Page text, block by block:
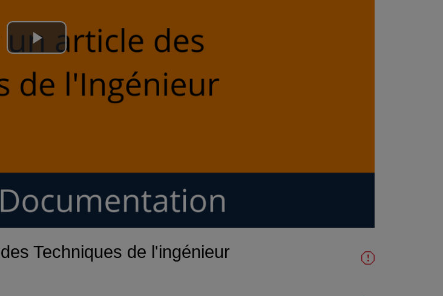
Lire
la
Techniques de l'ingénieur